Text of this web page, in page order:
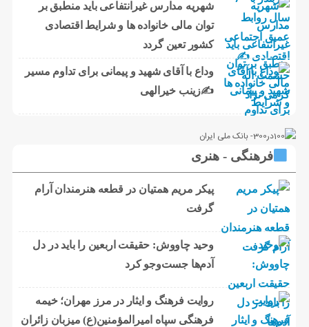
شهریه مدارس غیرانتفاعی باید منطبق بر
توان مالی خانواده ها و شرایط اقتصادی
کشور تعین گردد
وداع با آقای شهید و پیمانی برای تداوم مسیر
✍زینب خیرالهی
فرهنگی - هنری
پیکر مریم همتیان در قطعه هنرمندان آرام
گرفت
وحید چاووش: حقیقت اربعین را باید در دل
آدم‌ها جست‌وجو کرد
روایت فرهنگ و ایثار در مرز مهران؛ خیمه
فرهنگی سپاه امیرالمؤمنین(ع) میزبان زائران